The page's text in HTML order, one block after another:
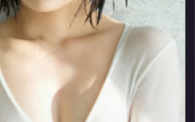
▶